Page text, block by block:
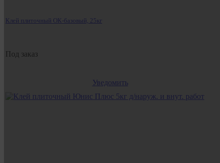
Клей плиточный ОК-базовый, 25кг
Под заказ
Уведомить